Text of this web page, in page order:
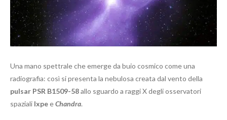
Una mano spettrale che emerge da buio cosmico come una
radiografia: così si presenta la nebulosa creata dal vento della
pulsar PSR B1509-58allo sguardo a raggi X degli osservatori
spaziali IxpeeChandra.